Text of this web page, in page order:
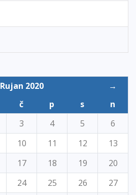
Rujan 2020
→
č p s
n
3 4 5
6
10 11 12
13
17 18 19
20
24 25 26
27